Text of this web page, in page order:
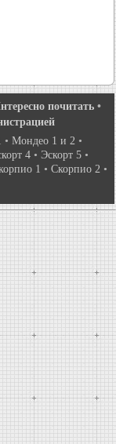
почитать •
• Мондео 1 и 2 •
4 • Эскорт 5 •
1 • Скорпио 2 •